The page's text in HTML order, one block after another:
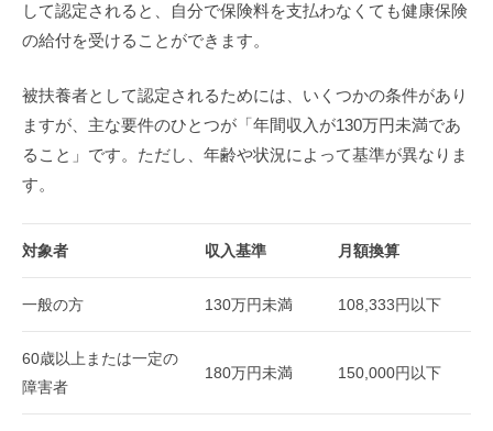
して認定されると、自分で保険料を支払わなくても健康保険
の給付を受けることができます。
被扶養者として認定されるためには、いくつかの条件があり
ますが、主な要件のひとつが「年間収入が130万円未満であ
ること」です。ただし、年齢や状況によって基準が異なりま
す。
対象者 収入基準 月額換算
一般の方 130万円未満 108,333円以下
60歳以上または一定の
障害者
180万円未満 150,000円以下